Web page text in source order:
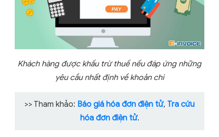
Khách hàng được khấu trừ thuế nếu đáp ứng những
yêu cầu nhất định về khoản chi
>> Tham khảo: Báo giá hóa đơn điện tử, Tra cứu
hóa đơn điện tử.